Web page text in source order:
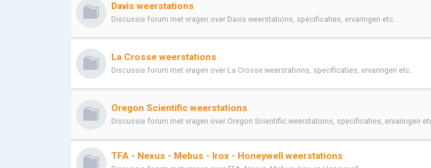
Davis weerstations
Discussie forum met vragen over Davis weerstations, specificaties, ervaringen etc..
La Crosse weerstations
Discussie forum met vragen over La Crosse weerstations, specificaties, ervaringen etc..
Oregon Scientific weerstations
Discussie forum met vragen over Oregon Scientific weerstations, specificaties, ervaringen
TFA - Nexus - Mebus - Irox - Honeywell weerstations